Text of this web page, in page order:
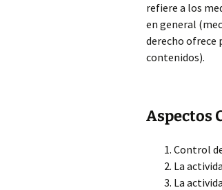
refiere a los
en general
derecho ofrece
contenidos).
Aspectos
Control
La
La